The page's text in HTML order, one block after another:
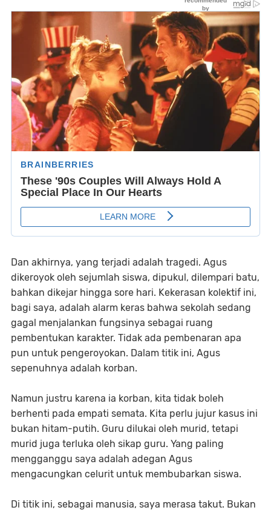
Dan akhirnya, yang terjadi adalah tragedi. Agus
dikeroyok oleh sejumlah siswa, dipukul, dilempari batu,
bahkan dikejar hingga sore hari. Kekerasan kolektif ini,
bagi saya, adalah alarm keras bahwa sekolah sedang
gagal menjalankan fungsinya sebagai ruang
pembentukan karakter. Tidak ada pembenaran apa
pun untuk pengeroyokan. Dalam titik ini, Agus
sepenuhnya adalah korban.
Namun justru karena ia korban, kita tidak boleh
berhenti pada empati semata. Kita perlu jujur kasus ini
bukan hitam-putih. Guru dilukai oleh murid, tetapi
murid juga terluka oleh sikap guru. Yang paling
mengganggu saya adalah adegan Agus
mengacungkan celurit untuk membubarkan siswa.
Di titik ini, sebagai manusia, saya merasa takut. Bukan